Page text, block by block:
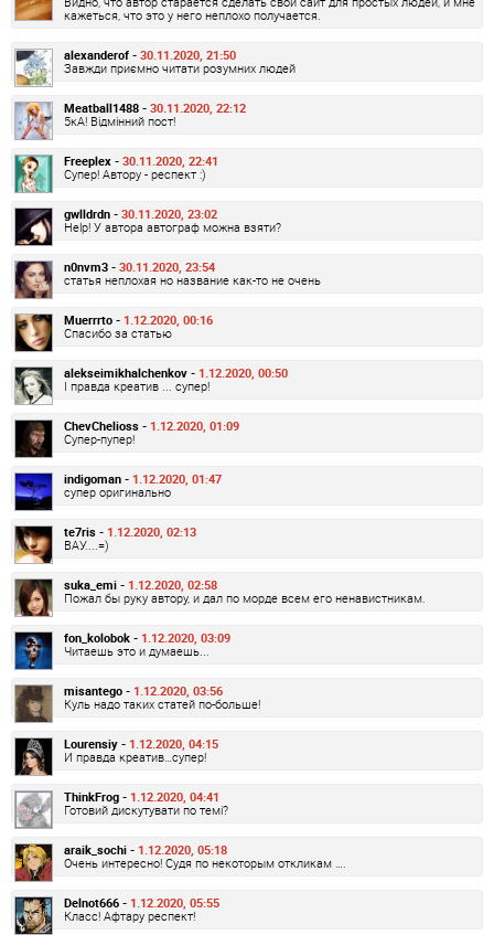
кажеться, что это у него неплохо получается.
alexanderof - 30.11.2020, 21:50
Завжди приємно читати розумних людей
Meatball1488 - 30.11.2020, 22:12
5кА! Відмінний пост!
Freeplex - 30.11.2020, 22:41
Супер! Автору - респект :)
gwlldrdn - 30.11.2020, 23:02
Help! У автора автограф можна взяти?
n0nvm3 - 30.11.2020, 23:54
статья неплохая но название как-то не очень
Muerrrto - 1.12.2020, 00:16
Спасибо за статью
alekseimikhalchenkov - 1.12.2020, 00:50
І правда креатив ... супер!
ChevChelioss - 1.12.2020, 01:09
Супер-пупер!
indigoman - 1.12.2020, 01:47
супер оригинально
te7ris - 1.12.2020, 02:13
ВАУ....=)
suka_emi - 1.12.2020, 02:58
Пожал бы руку автору, и дал по морде всем его ненавистникам.
fon_kolobok - 1.12.2020, 03:09
Читаешь это и думаешь...
misantego - 1.12.2020, 03:56
Куль надо таких статей по-больше!
Lourensiy - 1.12.2020, 04:15
И правда креатив…супер!
ThinkFrog - 1.12.2020, 04:41
Готовий дискутувати по темі?
araik_sochi - 1.12.2020, 05:18
Очень интересно! Судя по некоторым откликам ….
Delnot666 - 1.12.2020, 05:55
Класс! Афтару респект!